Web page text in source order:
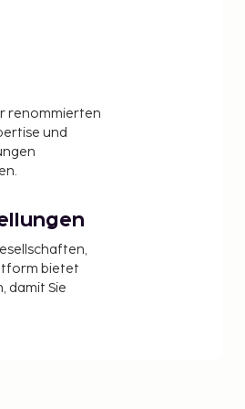
renommierten
und
bietet
damit Sie